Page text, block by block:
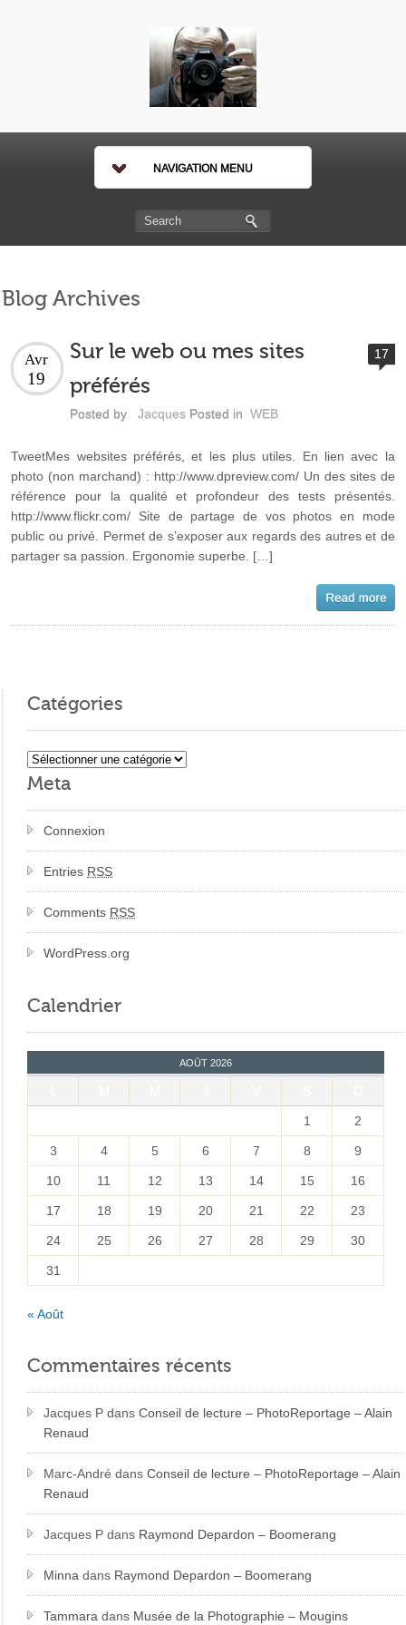
NAVIGATION MENU
Blog Archives
Sur le web ou mes sites
préférés
Avr
19
Posted by Jacques Posted in WEB
17
TweetMes websites préférés, et les plus utiles. En lien avec la
photo (non marchand) : http://www.dpreview.com/ Un des sites de
référence pour la qualité et profondeur des tests présentés.
http://www.flickr.com/ Site de partage de vos photos en mode
public ou privé. Permet de s’exposer aux regards des autres et de
partager sa passion. Ergonomie superbe. […]
Catégories
Catégories
Meta
Connexion
Entries RSS
Comments RSS
WordPress.org
Calendrier
AOÛT 2026
1 2
3 4 5 6 7 8 9
10 11 12 13 14 15 16
17 18 19 20 21 22 23
24 25 26 27 28 29 30
31
« Août
Commentaires récents
Jacques P dansConseil de lecture – PhotoReportage – Alain
Renaud
Marc-André dansConseil de lecture – PhotoReportage – Alain
Renaud
Jacques P dans Raymond Depardon – Boomerang
Minna dans Raymond Depardon – Boomerang
Tammara dans Musée de la Photographie – Mougins